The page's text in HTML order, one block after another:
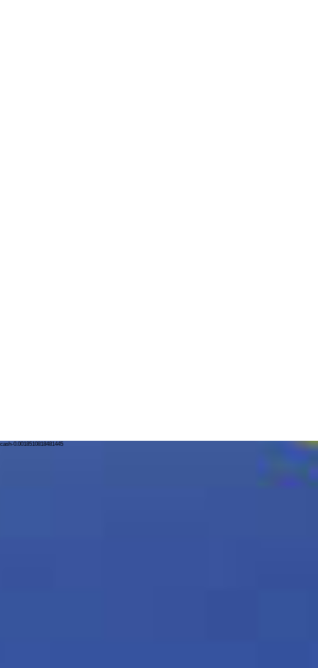
cash-0.0018510818481445